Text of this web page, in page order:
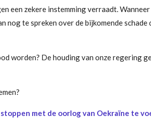
een zekere instemming verraadt. Wanneer
nog te spreken over de bijkomende schade
worden? De houding van onze regering
met de oorlog van Oekraïne te